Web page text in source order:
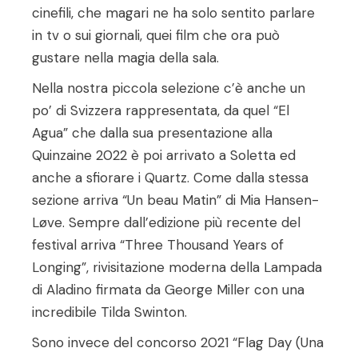
cinefili, che magari ne ha solo sentito parlare
in tv o sui giornali, quei film che ora può
gustare nella magia della sala.
Nella nostra piccola selezione c’è anche un
po’ di Svizzera rappresentata, da quel “El
Agua” che dalla sua presentazione alla
Quinzaine 2022 è poi arrivato a Soletta ed
anche a sfiorare i Quartz. Come dalla stessa
sezione arriva “Un beau Matin” di Mia Hansen-
Løve. Sempre dall’edizione più recente del
festival arriva “Three Thousand Years of
Longing”, rivisitazione moderna della Lampada
di Aladino firmata da George Miller con una
incredibile Tilda Swinton.
Sono invece del concorso 2021 “Flag Day (Una